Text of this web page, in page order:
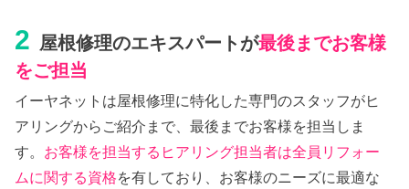
2 屋根修理のエキスパートが最後までお客様
をご担当
イーヤネットは屋根修理に特化した専門のスタッフがヒ
アリングからご紹介まで、最後までお客様を担当しま
す。 お客様を担当するヒアリング担当者は全員リフォー
ムに関する資格を有しており、お客様のニーズに最適な